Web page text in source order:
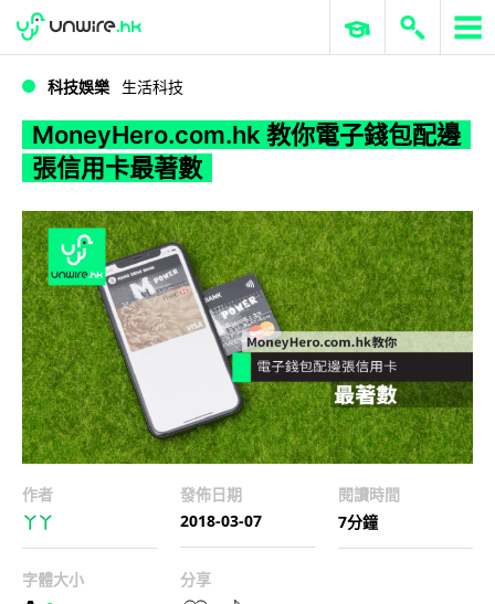
WWDC 2026 ERP 與商業 AI
科技娛樂 生活科技
MoneyHero.com.hk 教你電子錢包配邊
張信用卡最著數
作者
丫丫
發佈日期
2018-03-07
閱讀時間
7分鐘
字體大小 分享